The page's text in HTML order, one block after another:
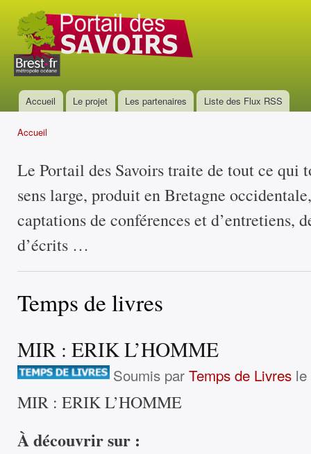
Portail
des
savoirs
Menu principal
Accueil Le projet Les partenaires Liste des Flux RSS
Accueil
Le Portail des Savoirs traite de tout ce qui
sens large, produit en Bretagne
captations de conférences et d’entretiens,
d’écrits …
Temps de livres
MIR : ERIK L’HOMME
Soumis parTemps de Livres
MIR : ERIK L’HOMME
À découvrir sur :